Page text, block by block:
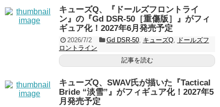
キューズQ、『ドールズフロントライ
ン』の『Gd DSR-50［重傷版］』がフィ
ギュア化！2027年6月発売予定
2026/7/2 Gd DSR-50, キューズQ, ドールズフ
ロントライン
記事を読む
キューズQ、SWAV氏が描いた『Tactical
Bride “淡雪”』がフィギュア化！2027年5
月発売予定